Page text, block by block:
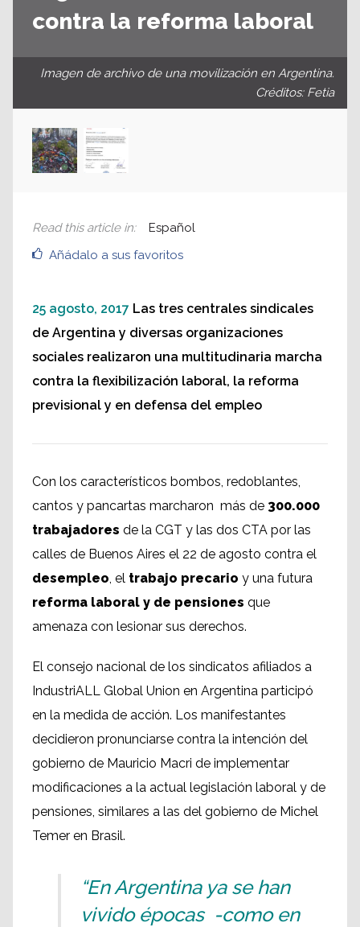
contra la reforma laboral
Imagen de archivo de una movilización en Argentina.
Créditos: Fetia
Añádalo a sus favoritos
Read this article in: Español
25 agosto, 2017 Las tres centrales sindicales
de Argentina y diversas organizaciones
sociales realizaron una multitudinaria marcha
contra la flexibilización laboral, la reforma
previsional y en defensa del empleo
Con los característicos bombos, redoblantes,
cantos y pancartas marcharon más de 300.000
trabajadores de la CGT y las dos CTA por las
calles de Buenos Aires el 22 de agosto contra el
desempleo, el trabajo precario y una futura
reforma laboral y de pensiones que
amenaza con lesionar sus derechos.
El consejo nacional de los sindicatos afiliados a
IndustriALL Global Union en Argentina participó
en la medida de acción. Los manifestantes
decidieron pronunciarse contra la intención del
gobierno de Mauricio Macri de implementar
modificaciones a la actual legislación laboral y de
pensiones, similares a las del gobierno de Michel
Temer en Brasil.
“En Argentina ya se han
vivido épocas -como en